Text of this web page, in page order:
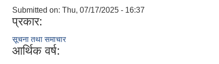
Submitted on: Thu, 07/17/2025 - 16:37
प्रकार:
सूचना तथा समाचार
आर्थिक वर्ष: